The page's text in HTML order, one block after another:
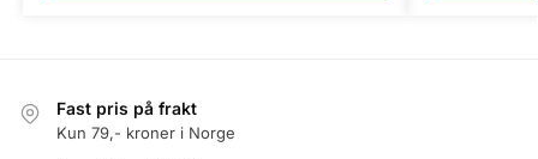
Fast pris på frakt
Kun 79,- kroner i Norge